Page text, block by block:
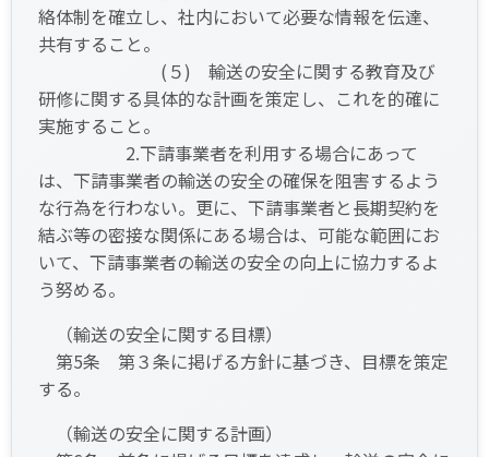
絡体制を確立し、社内において必要な情報を伝達、
共有すること。
(５) 輸送の安全に関する教育及び
研修に関する具体的な計画を策定し、これを的確に
実施すること。
2.下請事業者を利用する場合にあって
は、下請事業者の輸送の安全の確保を阻害するよう
な行為を行わない。更に、下請事業者と長期契約を
結ぶ等の密接な関係にある場合は、可能な範囲にお
いて、下請事業者の輸送の安全の向上に協力するよ
う努める。
（輸送の安全に関する目標）
第5条 第３条に掲げる方針に基づき、目標を策定
する。
（輸送の安全に関する計画）